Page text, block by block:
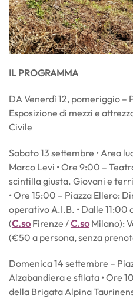
IL PROGRAMMA
DA Venerdì 12, pomeriggio –
Esposizione di mezzi e
Civile
Sabato 13 settembre • Area
Marco Levi • Ore 9:00 –
scintilla giusta. Giovani e
• Ore 15:00 – Piazza Ellero:
operativo A.I.B. • Dalle 11:00
(C.so Firenze /C.so Milano):
(€50 a persona, senza
Domenica 14 settembre –
Alzabandiera e sfilata • Ore
della Brigata Alpina